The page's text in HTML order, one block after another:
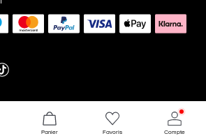
Panier Favoris Compte